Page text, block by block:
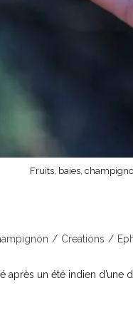
Fruits, baies,
/ Creations /
après un été indien